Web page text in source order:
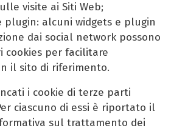
visite ai Siti Web;
plugin: alcuni widgets e plugin
dai social network possono
cookies per facilitare
il sito di riferimento.
i cookie di terze parti
ciascuno di essi è riportato il
sul trattamento dei